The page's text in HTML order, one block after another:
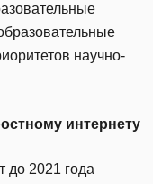
научно-
интернету
до 2021 года